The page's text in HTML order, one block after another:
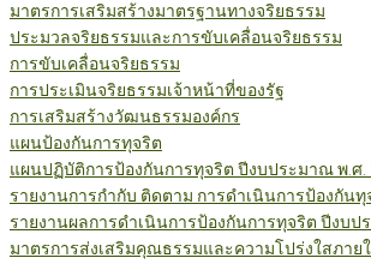
มาตรการเสริมสร้างมาตรฐานทางจริยธรรม
ประมวลจริยธรรมและการขับเคลื่อนจริยธรรม
การขับเคลื่อนจริยธรรม
การประเมินจริยธรรมเจ้าหน้าที่ของรัฐ
การเสริมสร้างวัฒนธรรมองค์กร
แผนป้องกันการทุจริต
แผนปฏิบัติการป้องกันการทุจริต ปีงบประมาณ พ.ศ.
รายงานการกำกับ ติดตาม การดำเนินการป้องกันทุ
รายงานผลการดำเนินการป้องกันการทุจริต ปีงบป
มาตรการส่งเสริมคุณธรรมและความโปร่งใสภา